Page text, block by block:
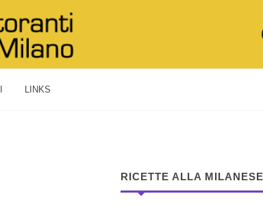
LINKS
RICETTE ALLA MILANESE